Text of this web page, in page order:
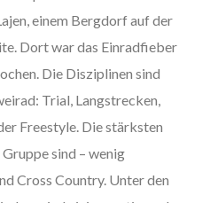
einem Bergdorf auf der
Dort war das Einradfieber
Die Disziplinen sind
Trial, Langstrecken,
Freestyle. Die stärksten
sind – wenig
Cross Country. Unter den